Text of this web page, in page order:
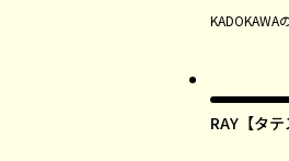
RAY【タテ